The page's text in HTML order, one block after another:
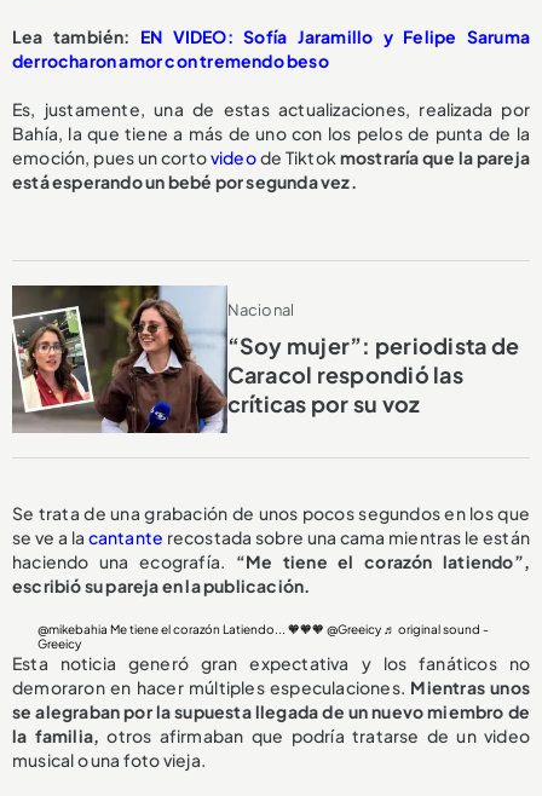
Lea también: EN VIDEO: Sofía Jaramillo y Felipe Saruma
derrocharon amor con tremendo beso
Es, justamente, una de estas actualizaciones, realizada por
Bahía, la que tiene a más de uno con los pelos de punta de la
emoción, pues un cortovideode Tiktok mostraría que la pareja
está esperando un bebé por segunda vez.
Nacional
“Soy mujer”: periodista de
Caracol respondió las
críticas por su voz
Se trata de una grabación de unos pocos segundos en los que
se ve a la cantante recostada sobre una cama mientras le están
haciendo una ecografía. “Me tiene el corazón latiendo”,
escribió su pareja en la publicación.
@mikebahia Me tiene el corazón Latiendo... 🧡🧡🧡 @Greeicy ♬ original sound -
Greeicy
Esta noticia generó gran expectativa y los fanáticos no
demoraron en hacer múltiples especulaciones. Mientras unos
se alegraban por la supuesta llegada de un nuevo miembro de
la familia,otros afirmaban que podría tratarse de un video
musical o una foto vieja.